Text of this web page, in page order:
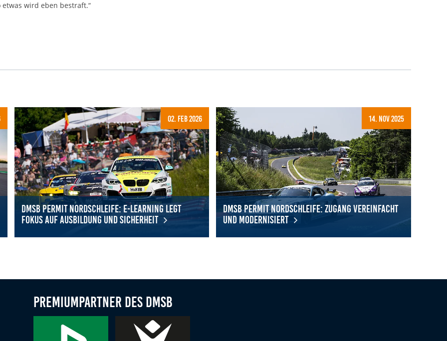
wird eben bestraft.“
02. Feb 2026
DMSB Permit Nordschleife: E-Learning legt
Fokus auf Ausbildung und Sicherheit
14. Nov 2025
DMSB Permit Nordschleife: Zugang vereinfacht
und modernisiert
Premiumpartner des DMSB